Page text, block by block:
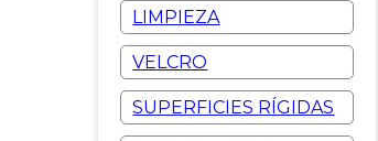
LIMPIEZA
VELCRO
SUPERFICIES RÍGIDAS